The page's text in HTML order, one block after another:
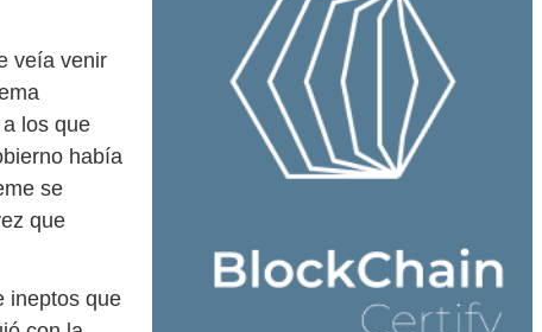
veía venir
los que
había
se
que
ineptos que